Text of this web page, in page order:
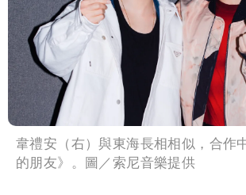
韋禮安（右）與東海長相相似，合作
的朋友》。圖／索尼音樂提供